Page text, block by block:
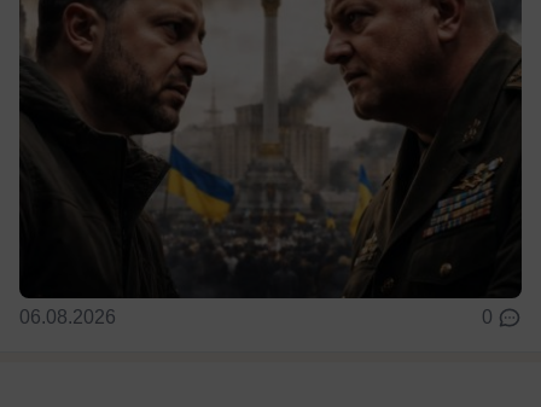
06.08.2026 0